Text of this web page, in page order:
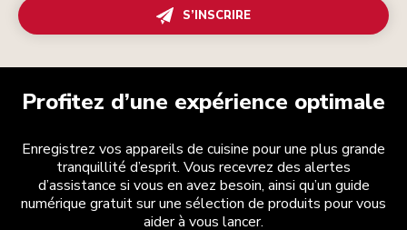
S’INSCRIRE
Profitez d’une expérience optimale
Enregistrez vos appareils de cuisine pour une plus grande
tranquillité d’esprit. Vous recevrez des alertes
d’assistance si vous en avez besoin, ainsi qu’un guide
numérique gratuit sur une sélection de produits pour vous
aider à vous lancer.